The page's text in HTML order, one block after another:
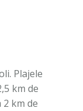
Plajele
km de
km de